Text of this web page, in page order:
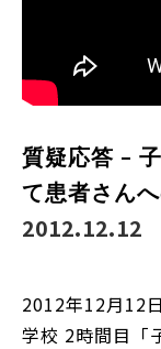
質疑応答 –
て患者さん
2012.12.12
2012年12月12
学校 2時間目「